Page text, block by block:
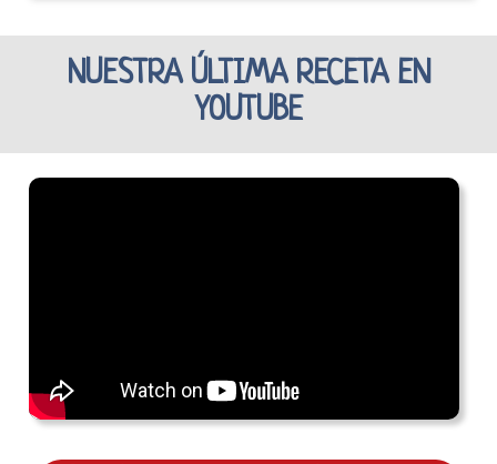
NUESTRA ÚLTIMA RECETA EN
YOUTUBE